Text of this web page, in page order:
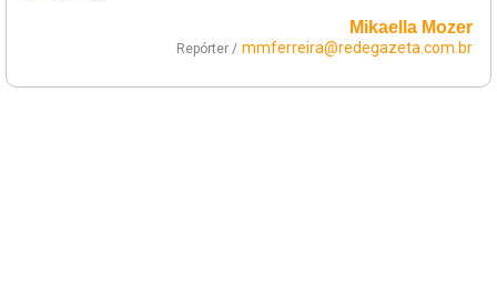
Mikaella Mozer
Repórter / mmferreira@redegazeta.com.br